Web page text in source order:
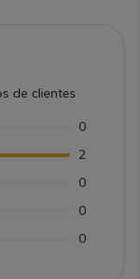
de clientes
0
2
0
0
0